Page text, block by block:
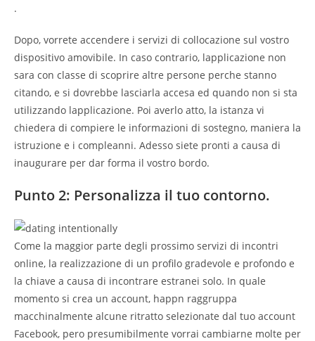
.
Dopo, vorrete accendere i servizi di collocazione sul vostro
dispositivo amovibile. In caso contrario, lapplicazione non
sara con classe di scoprire altre persone perche stanno
citando, e si dovrebbe lasciarla accesa ed quando non si sta
utilizzando lapplicazione. Poi averlo atto, la istanza vi
chiedera di compiere le informazioni di sostegno, maniera la
istruzione e i compleanni. Adesso siete pronti a causa di
inaugurare per dar forma il vostro bordo.
Punto 2: Personalizza il tuo contorno.
Come la maggior parte degli prossimo servizi di incontri
online, la realizzazione di un profilo gradevole e profondo e
la chiave a causa di incontrare estranei solo. In quale
momento si crea un account, happn raggruppa
macchinalmente alcune ritratto selezionate dal tuo account
Facebook, pero presumibilmente vorrai cambiarne molte per